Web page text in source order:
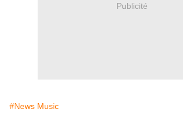
Publicité
#News Music